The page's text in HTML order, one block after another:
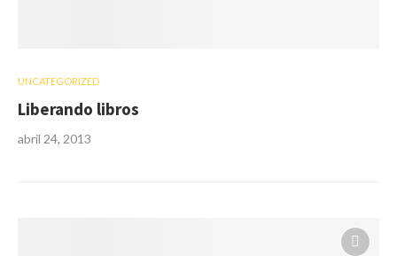
UNCATEGORIZED
Liberando libros
abril 24, 2013